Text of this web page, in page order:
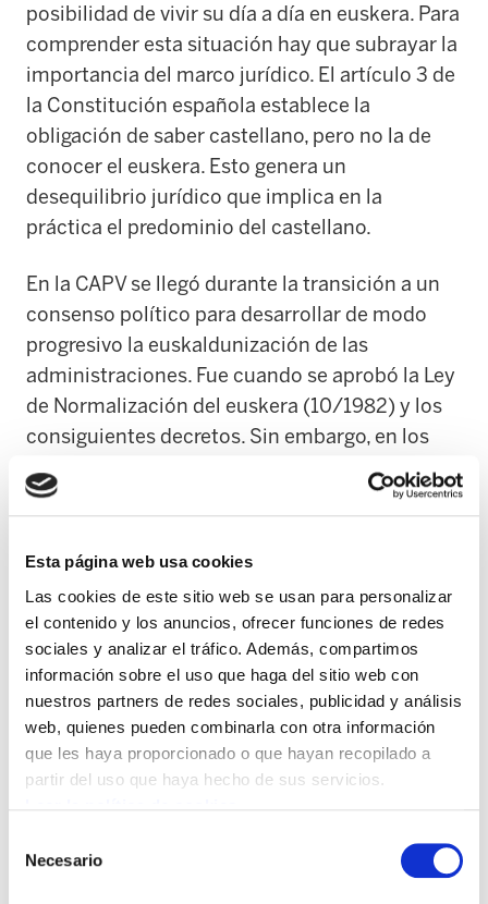
Esta página web usa cookies
Las cookies de este sitio web se usan para personalizar
el contenido y los anuncios, ofrecer funciones de redes
sociales y analizar el tráfico. Además, compartimos
información sobre el uso que haga del sitio web con
nuestros partners de redes sociales, publicidad y análisis
web, quienes pueden combinarla con otra información
que les haya proporcionado o que hayan recopilado a
partir del uso que haya hecho de sus servicios.
Necesario
posibilidad de vivir su día a día en euskera. Para
comprender esta situación hay que subrayar la
importancia del marco jurídico. El artículo 3 de
la Constitución española establece la
obligación de saber castellano, pero no la de
conocer el euskera. Esto genera un
desequilibrio jurídico que implica en la
práctica el predominio del castellano.
En la CAPV se llegó durante la transición a un
consenso político para desarrollar de modo
progresivo la euskaldunización de las
administraciones. Fue cuando se aprobó la Ley
de Normalización del euskera (10/1982) y los
consiguientes decretos. Sin embargo, en los
últimos años los tribunales están haciendo una
interpretación restrictiva de aquellas leyes. Se
Lo que inicialmente era un mínimo para
impulsar la euskaldunización de las
administraciones es interpretado por muchos
jueces como límite máximo, lo que impide
extender la exigencia del euskera.
La situación es aún peor en Nafarroa. La
zonificación lingüística condiciona los
reducida en la zona mixta, y casi nula en la no